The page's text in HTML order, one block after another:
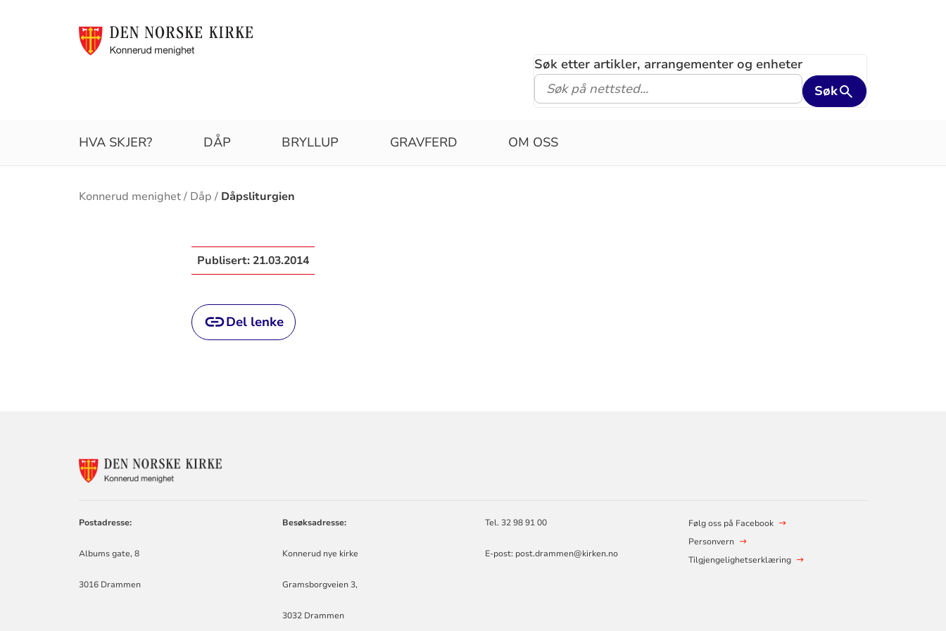
Søk etter artikler, arrangementer og enheter
Søk
HVA SKJER? DÅP BRYLLUP GRAVFERD OM OSS
Brødsmulesti
Konnerud menighet Dåp Dåpsliturgien
Publisert: 21.03.2014
Del lenke
Postadresse:
Albums gate, 8
3016 Drammen
Besøksadresse:
Konnerud nye kirke
Gramsborgveien 3,
3032 Drammen
Tel. 32 98 91 00
E-post: post.drammen@kirken.no
Følg oss på Facebook
Personvern
Tilgjengelighetserklæring